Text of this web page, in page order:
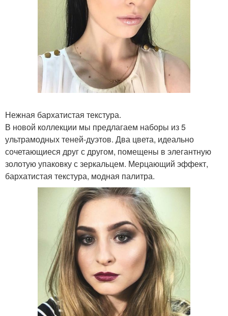
Нежная бархатистая текстура.
В новой коллекции мы предлагаем наборы из 5
ультрамодных теней-дуэтов. Два цвета, идеально
сочетающиеся друг с другом, помещены в элегантную
золотую упаковку с зеркальцем. Мерцающий эффект,
бархатистая текстура, модная палитра.